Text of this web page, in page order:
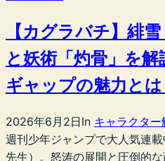
【カグラバチ】緋
と妖術「灼骨」を
ギャップの魅力とは
2026年6月2日In キャラクタ
週刊少年ジャンプで大人気連
先生）。怒涛の展開と圧倒的